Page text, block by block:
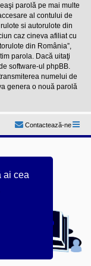
ai cea
parolă pe mai multe
al contului de
si autorulote din
caz cineva afiliat cu
din România”,
parola. Dacă uitaţi
software-ul phpBB.
numelui de
genera o nouă parolă
Contactează-ne